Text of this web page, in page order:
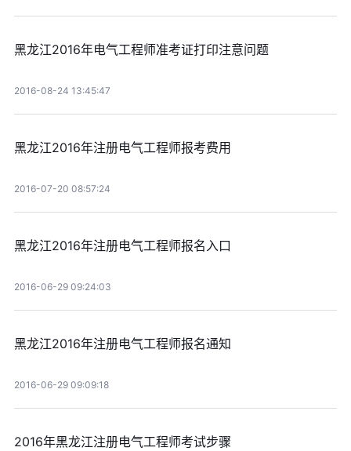
黑龙江2016年电气工程师准考证打印注意问题
2016-08-24 13:45:47
黑龙江2016年注册电气工程师报考费用
2016-07-20 08:57:24
黑龙江2016年注册电气工程师报名入口
2016-06-29 09:24:03
黑龙江2016年注册电气工程师报名通知
2016-06-29 09:09:18
2016年黑龙江注册电气工程师考试步骤